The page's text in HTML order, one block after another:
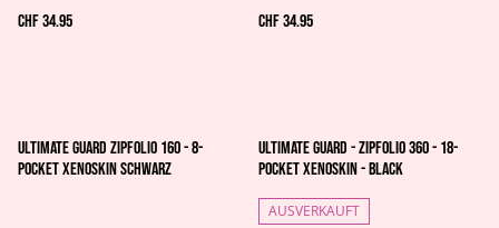
CHF 34.95
CHF 34.95
Ultimate Guard Zipfolio 160 - 8-
Pocket XenoSkin Schwarz
Ultimate Guard - Zipfolio 360 - 18-
Pocket XenoSkin - Black
AUSVERKAUFT